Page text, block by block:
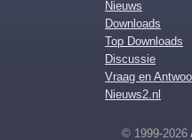
Nieuws
Downloads
Top Downloads
Discussie
Vraag en
Nieuws2.nl
© 1999-2026